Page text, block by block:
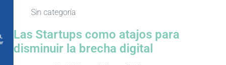
Sin categoría
Las Startups como atajos para
disminuir la brecha digital